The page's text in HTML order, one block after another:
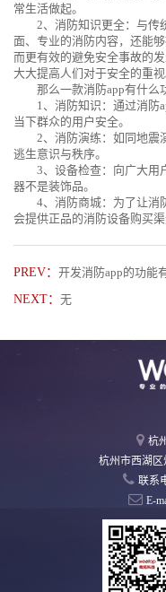
常生活做起。
2、消防知识更全：与传统
面、专业的消防内容，还能
而更有效的避免安全事故的
大大提高人们对于安全的重视
那么一款消防app有什么
1、消防知识：通过消防
当下群众的用户安全。
2、消防演练：如同地震
逃生意识与秩序。
3、设备检查：向广大用
器不是装饰品。
4、消防商城：为了让消防
会提供正品的消防设备购买渠
PREV： 开发消防app的功能
NEXT： 无
杭
杭州市西湖区
联系
E-